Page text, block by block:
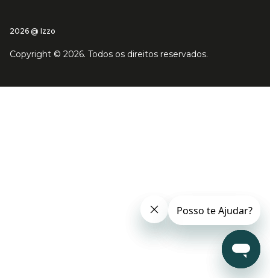
2026 @ Izzo
Copyright © 2026. Todos os direitos reservados.